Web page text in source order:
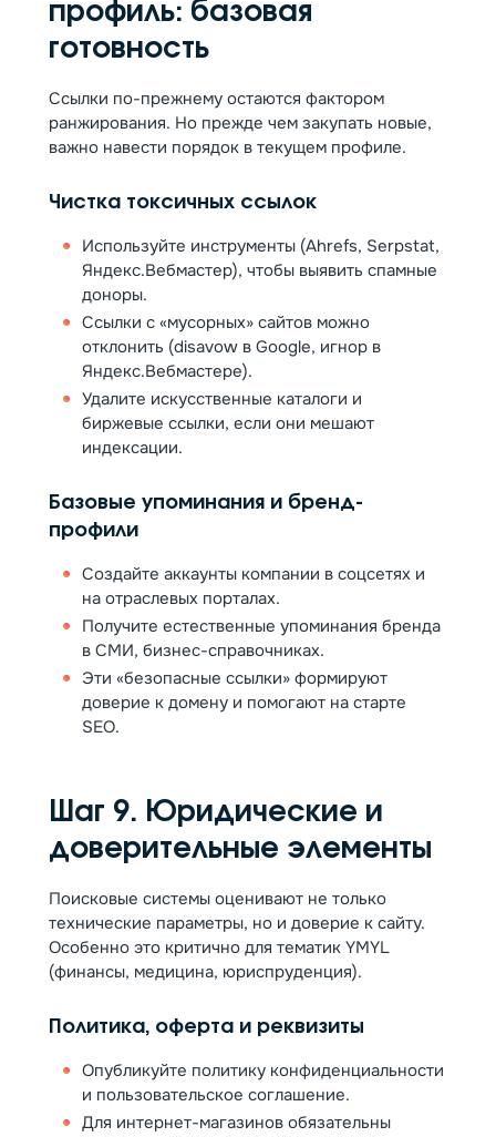
профиль: базовая
готовность
Ссылки по-прежнему остаются фактором
ранжирования. Но прежде чем закупать новые,
важно навести порядок в текущем профиле.
Чистка токсичных ссылок
Используйте инструменты (Ahrefs, Serpstat,
Яндекс.Вебмастер), чтобы выявить спамные
доноры.
Ссылки с «мусорных» сайтов можно
отклонить (disavow в Google, игнор в
Яндекс.Вебмастере).
Удалите искусственные каталоги и
биржевые ссылки, если они мешают
индексации.
Базовые упоминания и бренд-
профили
Создайте аккаунты компании в соцсетях и
на отраслевых порталах.
Получите естественные упоминания бренда
в СМИ, бизнес-справочниках.
Эти «безопасные ссылки» формируют
доверие к домену и помогают на старте
SEO.
Шаг 9. Юридические и
доверительные элементы
Поисковые системы оценивают не только
технические параметры, но и доверие к сайту.
Особенно это критично для тематик YMYL
(финансы, медицина, юриспруденция).
Политика, оферта и реквизиты
Опубликуйте политику конфиденциальности
и пользовательское соглашение.
Для интернет-магазинов обязательны